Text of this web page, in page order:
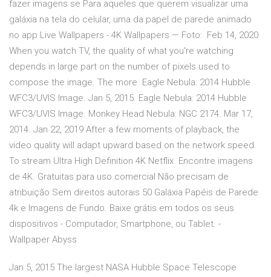
fazer imagens se Para aqueles que querem visualizar uma
galáxia na tela do celular, uma da papel de parede animado
no app Live Wallpapers - 4K Wallpapers — Foto: Feb 14, 2020
When you watch TV, the quality of what you're watching
depends in large part on the number of pixels used to
compose the image. The more Eagle Nebula: 2014 Hubble
WFC3/UVIS Image. Jan 5, 2015. Eagle Nebula: 2014 Hubble
WFC3/UVIS Image. Monkey Head Nebula: NGC 2174. Mar 17,
2014. Jan 22, 2019 After a few moments of playback, the
video quality will adapt upward based on the network speed.
To stream Ultra High Definition 4K Netflix Encontre imagens
de 4K. Gratuitas para uso comercial Não precisam de
atribuição Sem direitos autorais 50 Galáxia Papéis de Parede
4k e Imagens de Fundo. Baixe grátis em todos os seus
dispositivos - Computador, Smartphone, ou Tablet. -
Wallpaper Abyss
Jan 5, 2015 The largest NASA Hubble Space Telescope